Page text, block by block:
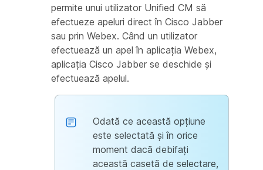
permite unui utilizator Unified CM să
efectueze apeluri direct în Cisco Jabber
sau prin Webex. Când un utilizator
efectuează un apel în aplicația Webex,
aplicația Cisco Jabber se deschide și
efectuează apelul.
Odată ce această opțiune
este selectată și în orice
moment dacă debifați
această casetă de selectare,